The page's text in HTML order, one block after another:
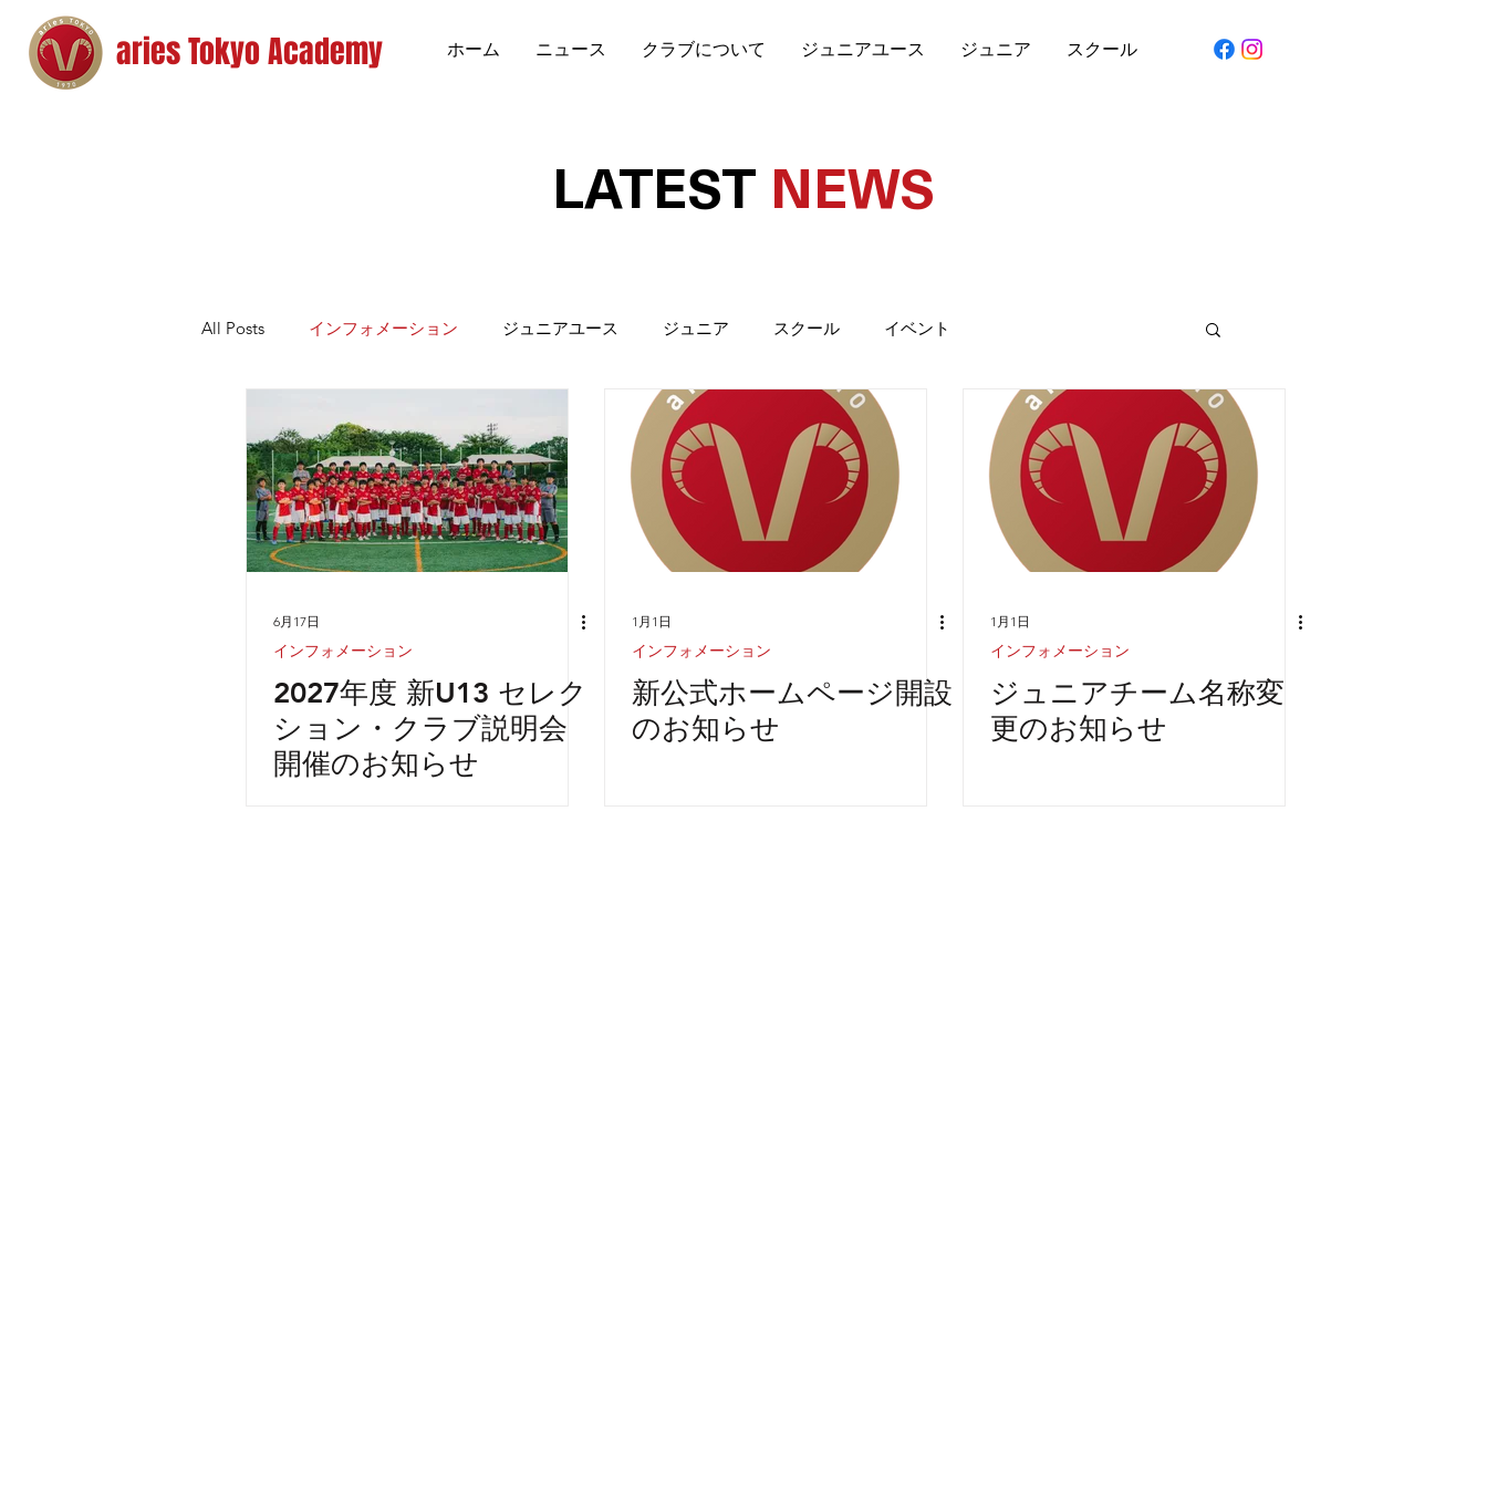
aries Tokyo Academy ホーム ニュース クラブについて ジュニアユース ジュニア スクール
LATEST NEWS
All Posts インフォメーション ジュニアユース ジュニア スクール イベント
6月17日
インフォメーション
2027年度 新U13 セレク
ション・クラブ説明会
開催のお知らせ
1月1日
インフォメーション
新公式ホームページ開設
のお知らせ
1月1日
インフォメーション
ジュニアチーム名称変
更のお知らせ